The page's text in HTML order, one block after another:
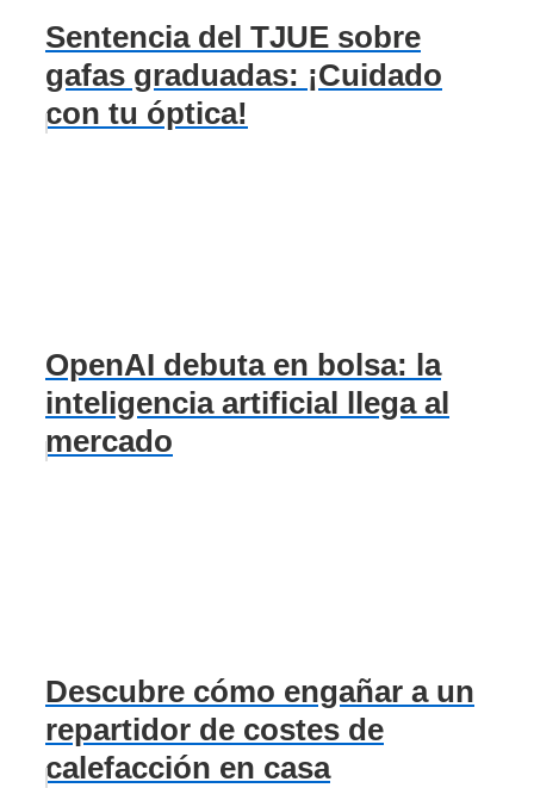
Sentencia del TJUE sobre
gafas graduadas: ¡Cuidado
con tu óptica!
OpenAI debuta en bolsa: la
inteligencia artificial llega al
mercado
Descubre cómo engañar a un
repartidor de costes de
calefacción en casa